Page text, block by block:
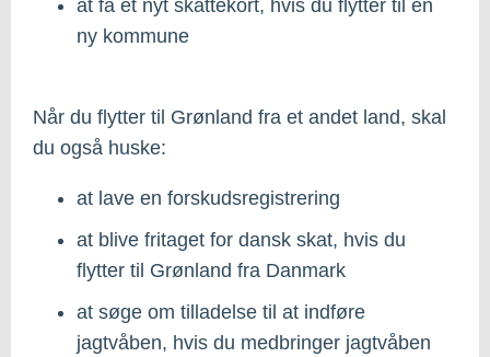
at få et nyt skattekort, hvis du flytter til en
ny kommune
Når du flytter til Grønland fra et andet land, skal
du også huske:
at lave en forskudsregistrering
at blive fritaget for dansk skat, hvis du
flytter til Grønland fra Danmark
at søge om tilladelse til at indføre
jagtvåben, hvis du medbringer jagtvåben